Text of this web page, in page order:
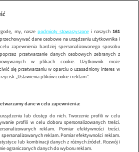
mobilną
nawigacji i ciesz się szybszym
my, nasze podmioty stowarzyszonei naszych 161
dane osobowe na urządzeniu użytkownika i
zapewnienia bardziej spersonalizowanego sposobu
przetwarzanie danych osobowych zebranych z
w plikach cookie. Użytkownik może
się przetwarzaniu w oparciu o uzasadniony interes w
„Ustawienia plików cookie i reklam”.
dane w celu zapewnienia:
lub dostęp do nich. Tworzenie profili w celu
profili w celu doboru spersonalizowanych treści.
reklam. Pomiar efektywności treści.
reklam. Pomiar efektywności reklam.
lub kombinacji danych z różnych źródeł. Rozwój i
ograniczonych danych do wyboru reklam.